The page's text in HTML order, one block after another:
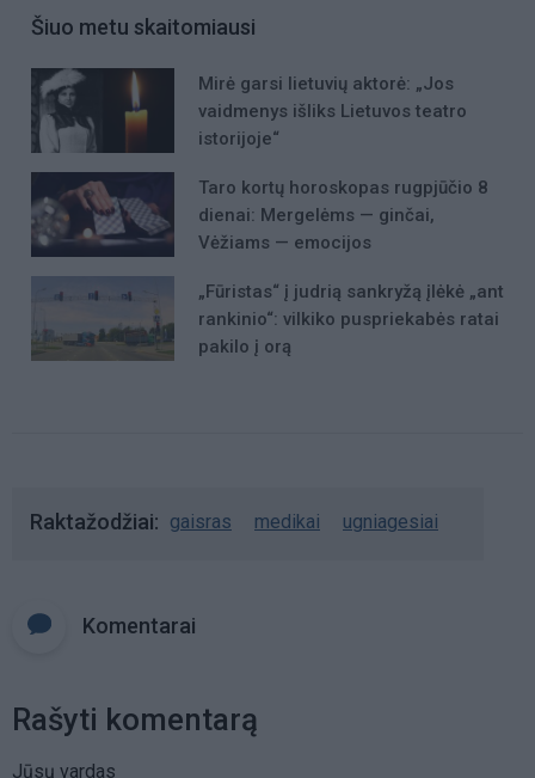
Šiuo metu skaitomiausi
Mirė garsi lietuvių aktorė: „Jos
vaidmenys išliks Lietuvos teatro
istorijoje“
Taro kortų horoskopas rugpjūčio 8
dienai: Mergelėms — ginčai,
Vėžiams — emocijos
„Fūristas“ į judrią sankryžą įlėkė „ant
rankinio“: vilkiko puspriekabės ratai
pakilo į orą
Raktažodžiai gaisras medikai ugniagesiai
Komentarai
Rašyti komentarą
Jūsų vardas